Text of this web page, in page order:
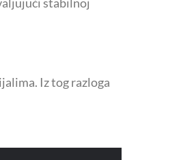
stabilnoj
Iz tog razloga